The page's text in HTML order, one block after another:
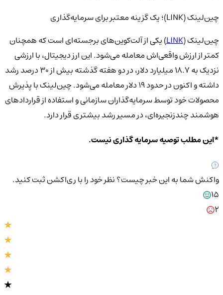
چین‌لینک (LINK)؛ یک گزینه معتبر برای سرمایه‌گذاری
چین‌لینک (LINK) یکی از آلت‌کوین‌های برجسته‌ای است که همچنان
کمتر از ارزش واقعی‌اش معامله می‌شود. این ارز دیجیتال، با ارزشی
نزدیک به 18.7 میلیارد دلار، در دو هفته گذشته بیش از 30 درصد رشد
داشته و اکنون در حدود 19 دلار معامله می‌شود. چین‌لینک با پذیرش
محصولات خود توسط سرمایه‌گذاران سازمانی و استفاده از قراردادهای
هوشمند چندزنجیره‌ای، در مسیر رشد بیشتری قرار دارد.
*این مطلب توصیه سرمایه گذاری نیست.
واکنش شما به این خبر چیست؟نظر خود را با ری‌اکشن ثبت کنید.
15